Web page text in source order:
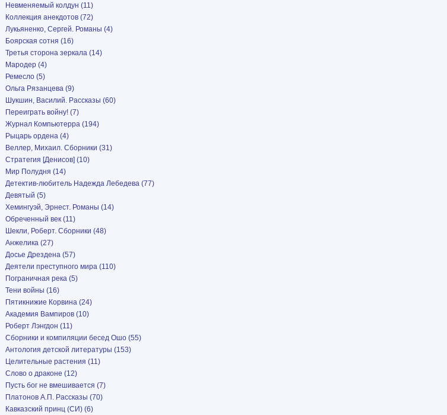
Невменяемый колдун (11)
Коллекция анекдотов (72)
Лукьяненко, Сергей. Романы (4)
Боярская сотня (16)
Третья сторона зеркала (14)
Мародер (4)
Ремесло (5)
Ольга Рязанцева (9)
Шукшин, Василий. Рассказы (60)
Переиграть войну! (7)
Журнал Компьютерра (194)
Рыцарь ордена (4)
Веллер, Михаил. Сборники (31)
Стратегия [Денисов] (10)
Мир Полудня (14)
Детектив-любитель Надежда Лебедева (77)
Девятый (5)
Хемингуэй, Эрнест. Романы (14)
Обреченный век (11)
Шекли, Роберт. Сборники (48)
Анжелика (27)
Досье Дрездена (57)
Деятели преступного мира (110)
Пограничная река (5)
Тени войны (16)
Пятикнижие Корвина (24)
Академия Вампиров (10)
Роберт Лэнгдон (11)
Сборники и компиляции бесед Ошо (55)
Антология детской литературы (153)
Целительные растения (11)
Слово о драконе (12)
Пусть бог не вмешивается (7)
Платонов А.П. Рассказы (70)
Кавказский принц (СИ) (6)